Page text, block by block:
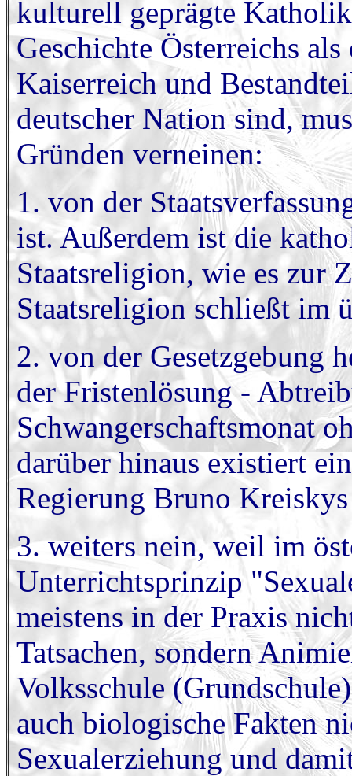
kulturell geprägte
Geschichte Österreichs
Kaiserreich und
deutscher Nation sind,
Gründen verneinen:
1. von der
ist. Außerdem ist die
Staatsreligion, wie es zur
Staatsreligion schließt im
2. von der Gesetzgebung
der Fristenlösung -
Schwangerschaftsmonat
darüber hinaus existiert
Regierung Bruno
3. weiters nein, weil im
Unterrichtsprinzip
meistens in der Praxis
Tatsachen, sondern
Volksschule
auch biologische Fakten
Sexualerziehung und